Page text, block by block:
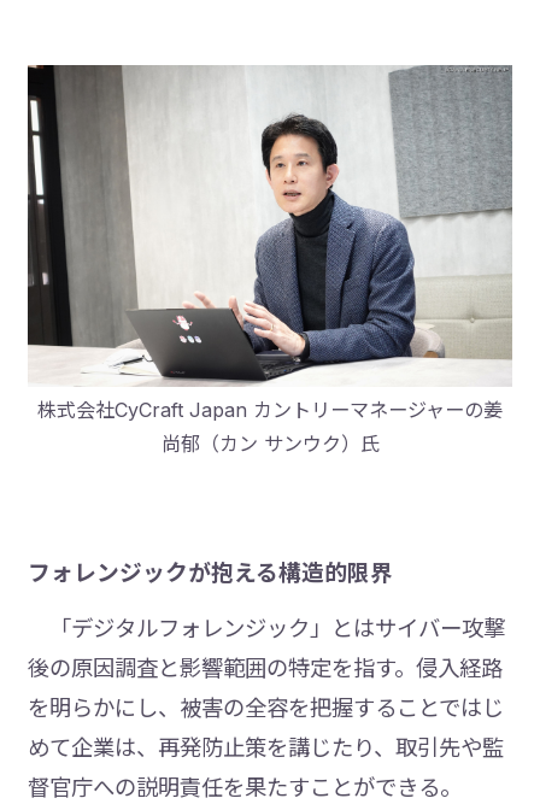
株式会社CyCraft Japan カントリーマネージャーの姜
尚郁（カン サンウク）氏
フォレンジックが抱える構造的限界
「デジタルフォレンジック」とはサイバー攻撃
後の原因調査と影響範囲の特定を指す。侵入経路
を明らかにし、被害の全容を把握することではじ
めて企業は、再発防止策を講じたり、取引先や監
督官庁への説明責任を果たすことができる。